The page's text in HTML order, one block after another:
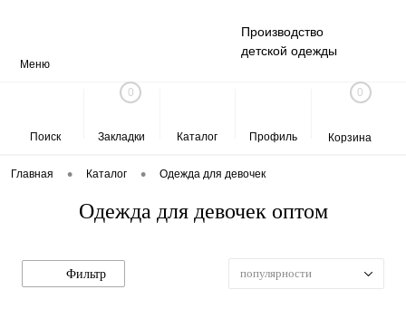
Меню
Производство
детской одежды
Поиск
0
Закладки Каталог Профиль
0
Корзина
Главная • Каталог • Одежда для девочек
Одежда для девочек оптом
Фильтр популярности